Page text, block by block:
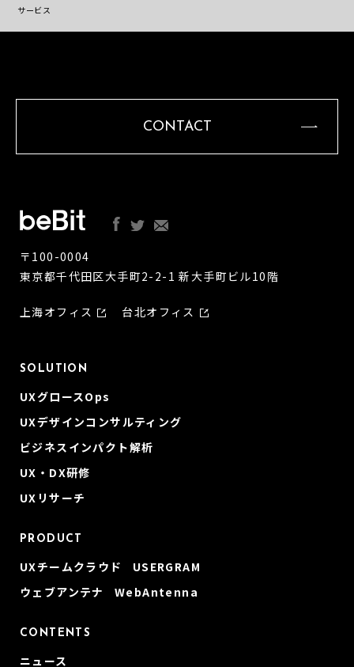
サービス
CONTACT
〒100-0004
東京都千代田区大手町2-2-1 新大手町ビル10階
上海オフィス 台北オフィス
SOLUTION
UXグロースOps
UXデザインコンサルティング
ビジネスインパクト解析
UX・DX研修
UXリサーチ
PRODUCT
UXチームクラウド USERGRAM
ウェブアンテナ WebAntenna
CONTENTS
ニュース